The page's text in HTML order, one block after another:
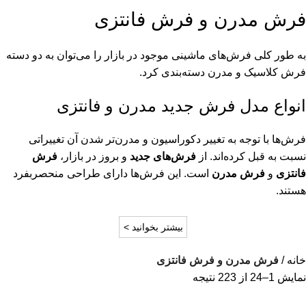
فرش مدرن و فرش فانتزی
به طور کلی فرش‌های ماشینی موجود در بازار را می‌توان به دو دسته
فرش کلاسیک و مدرن دسته‌بندی کرد.
انواع مدل فرش جدید مدرن و فانتزی
فرش‌ها با توجه به تغییر دکوراسیون و مدرن‌تر شدن آن تغییراتی
نسبت به قبل کرده‌اند. از فرش‌های جدید و بروز در بازار، فرش
فانتزی و فرش مدرن است. این فرش‌ها دارای طراحی منحصربفرد
هستند.
بیشتر بخوانید >
خانه
فرش مدرن و فرش فانتزی
نمایش 1–24 از 223 نتیجه